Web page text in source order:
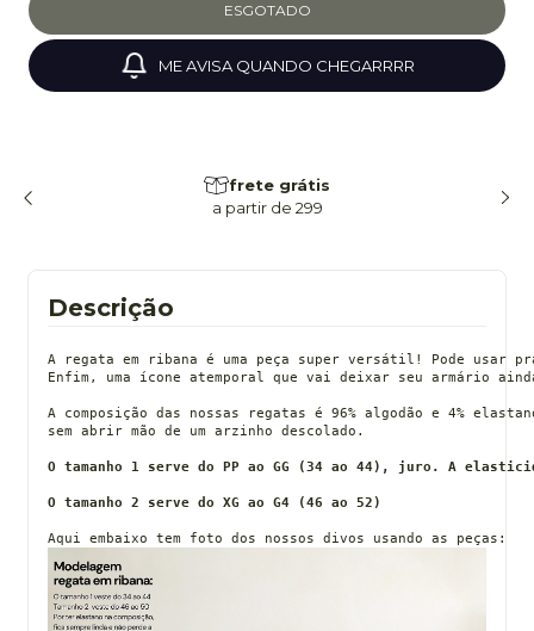
ME AVISA QUANDO CHEGARRRR
frete grátis
a partir de 299
Descrição
A regata em ribana é uma peça super versátil! Pode
Enfim, uma ícone atemporal que vai deixar seu armário
A composição das nossas regatas é 96% algodão e 4%
sem abrir mão de um arzinho descolado.
O tamanho 1 serve do PP ao GG (34 ao 44), juro. A
O tamanho 2 serve do XG ao G4 (46 ao 52)
Aqui embaixo tem foto dos nossos divos usando as peças: